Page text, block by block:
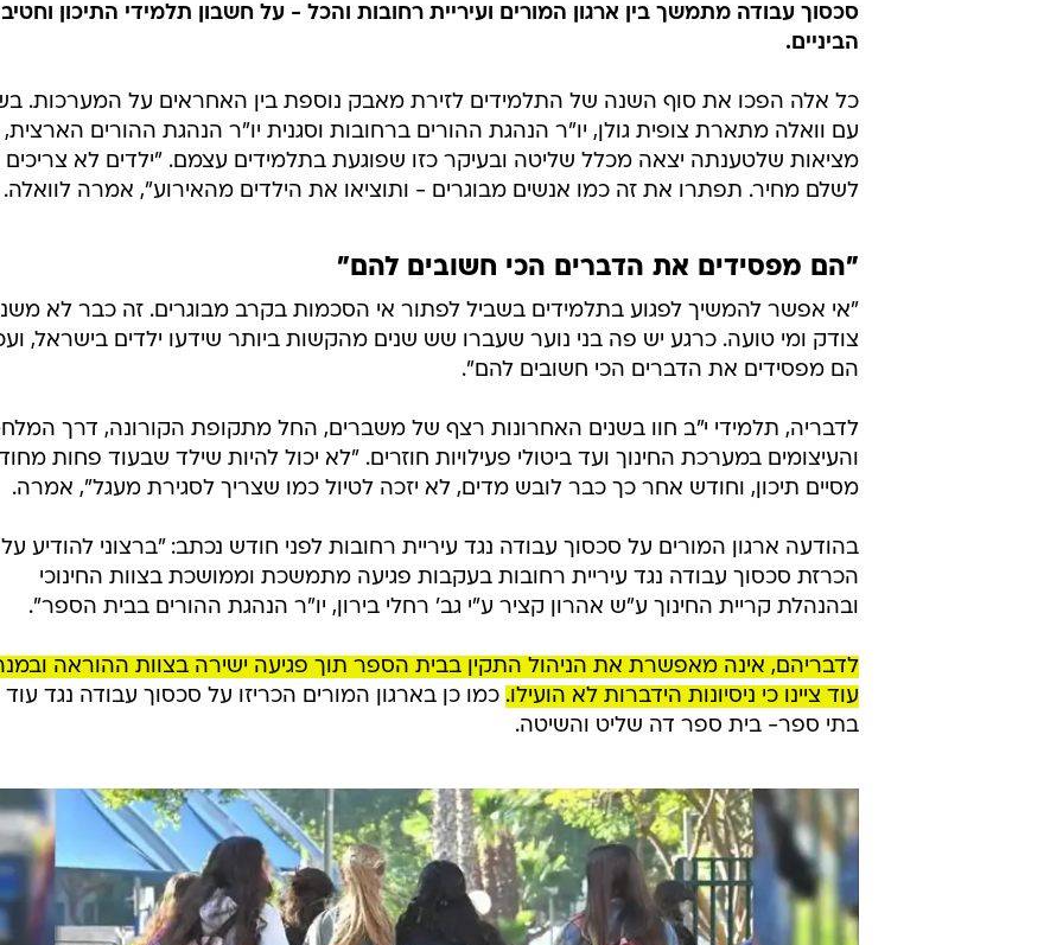
סכסוך עבודה מתמשך בין ארגון המורים ועיריית רחובות והכל - על חשבון תלמידי התיכון
הביניים.
כל אלה הפכו את סוף השנה של התלמידים לזירת מאבק נוספת בין האחראים על המערכות.
עם וואלה מתארת צופית גולן, יו"ר הנהגת ההורים ברחובות וסגנית יו"ר הנהגת ההורים הארצית,
מציאות שלטענתה יצאה מכלל שליטה ובעיקר כזו שפוגעת בתלמידים עצמם. "ילדים לא צריכים
לשלם מחיר. תפתרו את זה כמו אנשים מבוגרים - ותוציאו את הילדים מהאירוע", אמרה לוואלה.
"הם מפסידים את הדברים הכי חשובים להם"
"אי אפשר להמשיך לפגוע בתלמידים בשביל לפתור אי הסכמות בקרב מבוגרים. זה כבר לא
צודק ומי טועה. כרגע יש פה בני נוער שעברו שש שנים מהקשות ביותר שידעו ילדים בישראל,
הם מפסידים את הדברים הכי חשובים להם".
לדבריה, תלמידי י"ב חוו בשנים האחרונות רצף של משברים, החל מתקופת הקורונה, דרך
והעיצומים במערכת החינוך ועד ביטולי פעילויות חוזרים. "לא יכול להיות שילד שבעוד פחות
מסיים תיכון, וחודש אחר כך כבר לובש מדים, לא יזכה לטיול כמו שצריך לסגירת מעגל", אמרה.
בהודעה ארגון המורים על סכסוך עבודה נגד עיריית רחובות לפני חודש נכתב: "ברצוני להודיע על
הכרזת סכסוך עבודה נגד עיריית רחובות בעקבות פגיעה מתמשכת וממושכת בצוות החינוכי
ובהנהלת קריית החינוך ע"ש אהרון קציר ע"י גב' רחלי בירון, יו"ר הנהגת ההורים בבית הספר".
לדבריהם, אינה מאפשרת את הניהול התקין בבית הספר תוך פגיעה ישירה בצוות ההוראה
עוד ציינו כי ניסיונות הידברות לא הועילו. כמו כן בארגון המורים הכריזו על סכסוך עבודה נגד עוד
בתי ספר- בית ספר דה שליט והשיטה.